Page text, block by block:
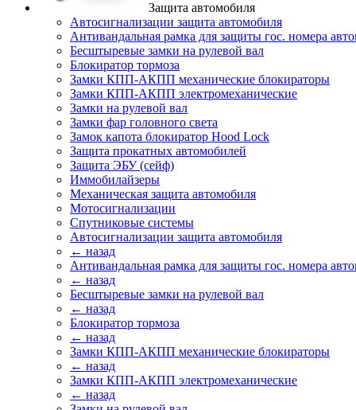
Защита автомобиля
Автосигнализации защита автомобиля
Антивандальная рамка для защиты гос. номера
Бесштыревые замки на рулевой вал
Блокиратор тормоза
Замки КПП-АКПП механические блокираторы
Замки КПП-АКПП электромеханические
Замки на рулевой вал
Замки фар головного света
Замок капота блокиратор Hood Lock
Защита прокатных автомобилей
Защита ЭБУ (сейф)
Иммобилайзеры
Механическая защита автомобиля
Мотосигнализации
Спутниковые системы
Автосигнализации защита автомобиля
← назад
Антивандальная рамка для защиты гос. номера
← назад
Бесштыревые замки на рулевой вал
← назад
Блокиратор тормоза
← назад
Замки КПП-АКПП механические блокираторы
← назад
Замки КПП-АКПП электромеханические
← назад